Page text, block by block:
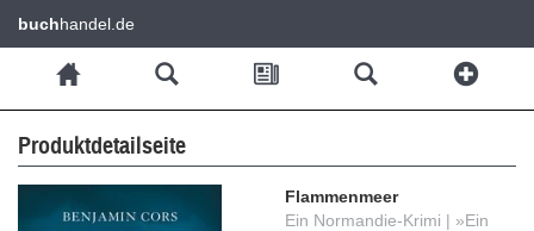
buchhandel.de
Produktdetailseite
Flammenmeer
Ein Normandie-Krimi | »Ein